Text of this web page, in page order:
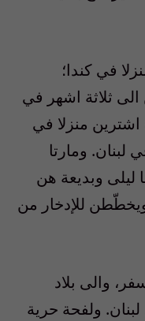
في كندا؛
ثلاثة اشهر في
اشترين منزلا في
لبنان. ومارتا
ليلى وبديعة هن
للإدخار من
والى بلاد
ولفحة حرية